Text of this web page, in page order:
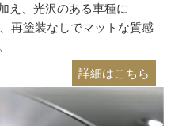
え、光沢のある車種に
再塗装なしでマットな質感
詳細はこちら